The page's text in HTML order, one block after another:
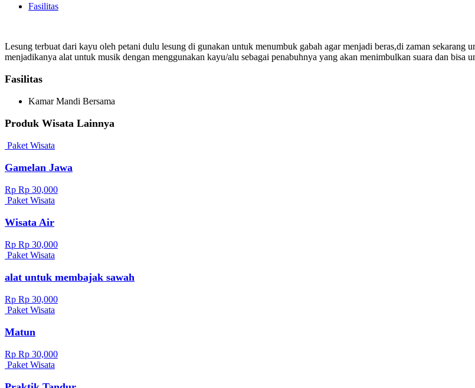
Fasilitas
Lesung terbuat dari kayu oleh petani dulu lesung di gunakan untuk menumbuk gabah agar menjadi beras,di zaman sekarang
menjadikanya alat untuk musik dengan menggunakan kayu/alu sebagai penabuhnya yang akan menimbulkan suara dan bisa
Fasilitas
Kamar Mandi Bersama
Produk Wisata Lainnya
Paket Wisata
Gamelan Jawa
Rp Rp 30,000
Paket Wisata
Wisata Air
Rp Rp 30,000
Paket Wisata
alat untuk membajak sawah
Rp Rp 30,000
Paket Wisata
Matun
Rp Rp 30,000
Paket Wisata